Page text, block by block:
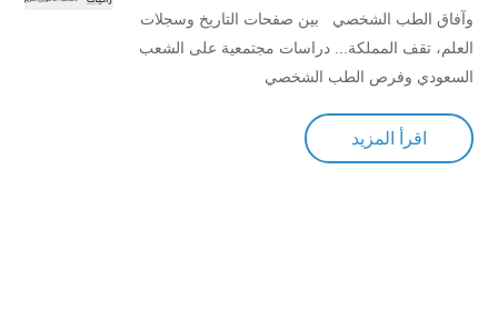
وآفاق الطب الشخصي بين صفحات التاريخ وسجلات
العلم، تقف المملكة... دراسات مجتمعية على الشعب
السعودي وفرص الطب الشخصي
اقرأ المزيد